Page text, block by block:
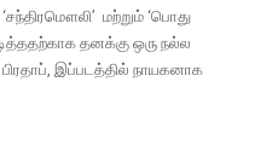
மற்றும் ‘பொது
தனக்கு ஒரு நல்ல
இப்படத்தில் நாயகனாக